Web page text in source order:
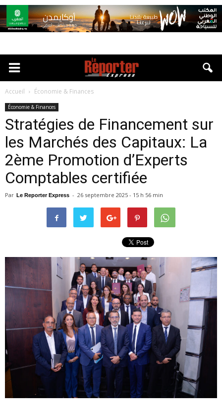
Accueil Économie & Finances
Économie & Finances
Stratégies de Financement sur
les Marchés des Capitaux: La
2ème Promotion d’Experts
Comptables certifiée
Par Le Reporter Express - 26 septembre 2025 - 15 h 56 min